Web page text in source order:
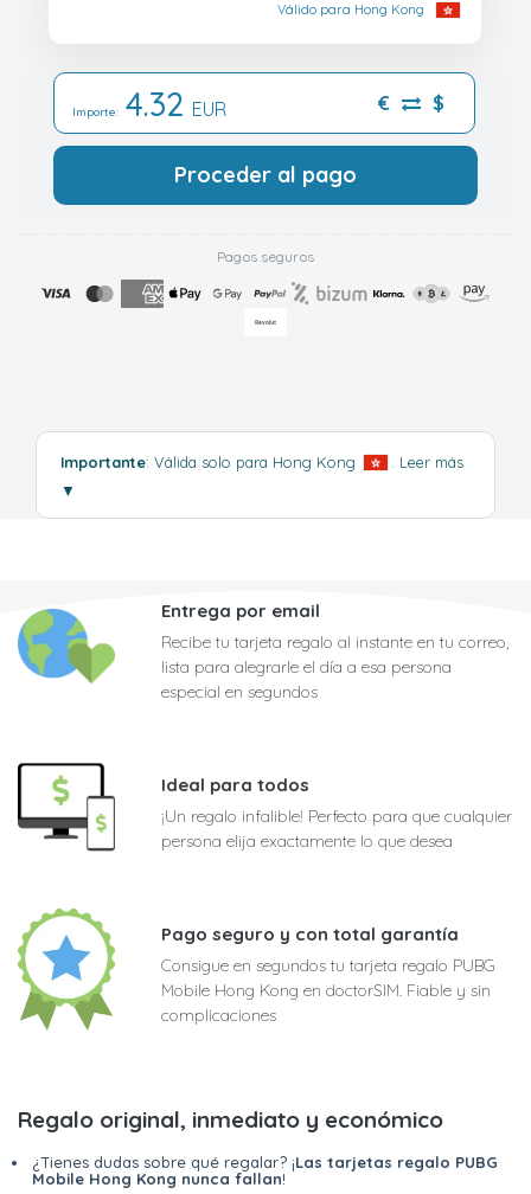
Válido para Hong Kong
Importe: 4.32 EUR € $
Proceder al pago
Pagos seguros
Importante: Válida solo para Hong Kong
Leer más
▼
Entrega por email
Recibe tu tarjeta regalo al instante en tu correo,
lista para alegrarle el día a esa persona
especial en segundos
Ideal para todos
¡Un regalo infalible! Perfecto para que cualquier
persona elija exactamente lo que desea
Pago seguro y con total garantía
Consigue en segundos tu tarjeta regalo PUBG
Mobile Hong Kong en doctorSIM. Fiable y sin
complicaciones
Regalo original, inmediato y económico
¿Tienes dudas sobre qué regalar? ¡Las tarjetas regalo PUBG
Mobile Hong Kong nunca fallan!